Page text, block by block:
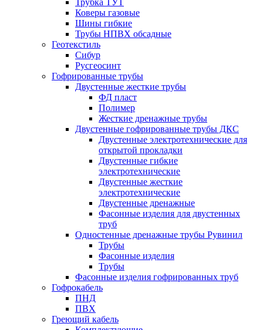
Коверы газовые
Шины гибкие
Трубы НПВХ обсадные
Геотекстиль
Сибур
Русгеосинт
Гофрированные трубы
Двустенные жесткие трубы
ФД пласт
Полимер
Жесткие дренажные трубы
Двустенные гофрированные трубы ДКС
Двустенные электротехнические для
открытой прокладки
Двустенные гибкие
электротехнические
Двустенные жесткие
электротехнические
Двустенные дренажные
Фасонные изделия для двустенных
труб
Одностенные дренажные трубы Рувинил
Трубы
Фасонные изделия
Трубы
Фасонные изделия гофрированных труб
Гофрокабель
ПНД
ПВХ
Греющий кабель